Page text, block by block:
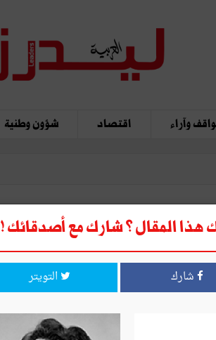
وآراء اقتصاد شؤون وطنية
الصباح
هذا المقال ؟ شارك مع أصدقائك !
شارك التويتر